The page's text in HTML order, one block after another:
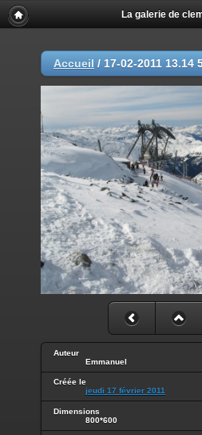
La galerie de
Accueil / 17-02-2011 13.14
Auteur
Emmanuel
Créée le
jeudi 17 février 2011
Dimensions
800*600